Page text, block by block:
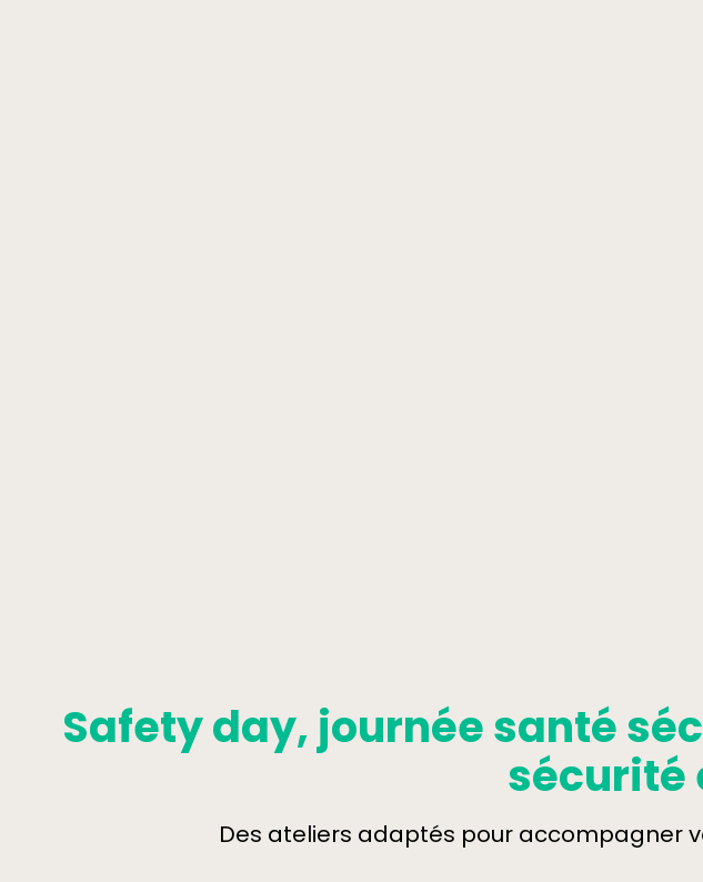
Safety day, journée santé
sécurité
Des ateliers adaptés pour accompagner